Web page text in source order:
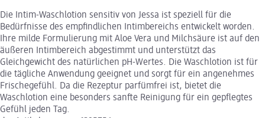
Die Intim-Waschlotion sensitiv von Jessa ist speziell für die
Bedürfnisse des empfindlichen Intimbereichs entwickelt worden.
Ihre milde Formulierung mit Aloe Vera und Milchsäure ist auf den
äußeren Intimbereich abgestimmt und unterstützt das
Gleichgewicht des natürlichen pH-Wertes. Die Waschlotion ist für
die tägliche Anwendung geeignet und sorgt für ein angenehmes
Frischegefühl. Da die Rezeptur parfümfrei ist, bietet die
Waschlotion eine besonders sanfte Reinigung für ein gepflegtes
Gefühl jeden Tag.